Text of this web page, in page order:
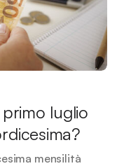
luglio
mensilità